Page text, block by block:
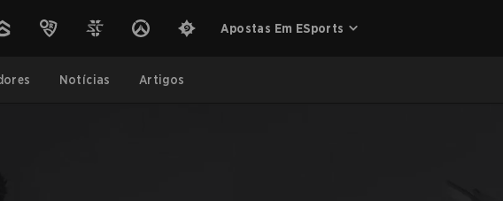
Apostas Em ESports
Notícias Artigos